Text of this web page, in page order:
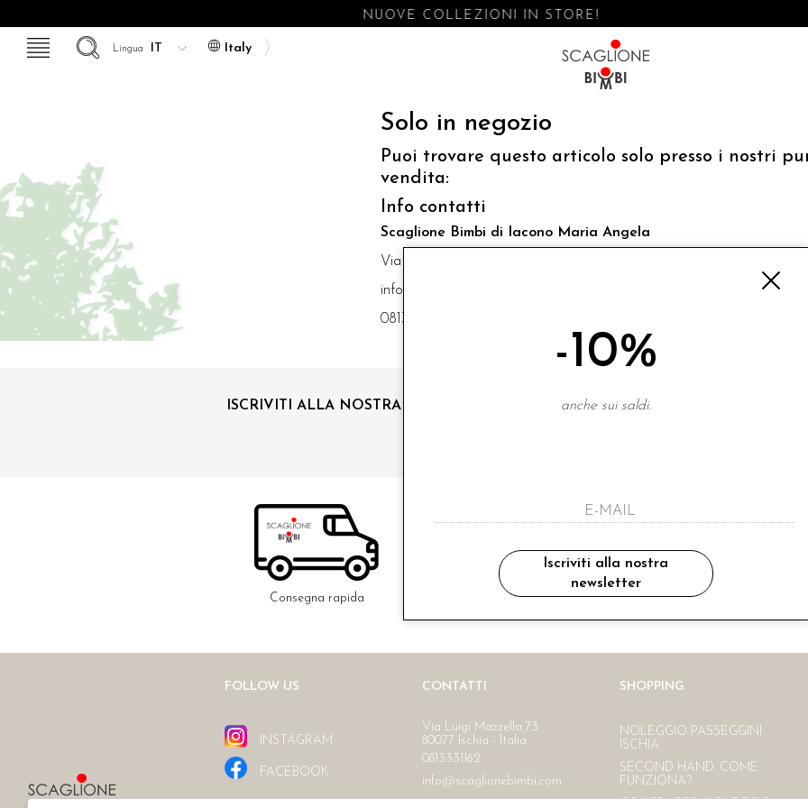
NUOVE COLLEZIONI IN STORE!
Italy
Lingua
Solo in negozio
Puoi trovare questo articolo solo presso i nostri
vendita:
Info contatti
Scaglione Bimbi di Iacono Maria Angela
Via Luigi Mazzella,73 80077 Ischia
info@scaglionebimbi.com
0813331162
ISCRIVITI ALLA NOSTRA NEWSLETTER
ho letto ed accettato le condizioni sulla
Consegna rapida Ritiro in negozio
Consegna gratuita in Italia
FOLLOW US
INSTAGRAM
FACEBOOK
CONTATTI
Via Luigi Mazzella,73
80077 Ischia - Italia
0813331162
info@scaglionebimbi.com
SHOPPING
NOLEGGIO PASSEGGINI
ISCHIA
SECOND HAND. COME
FUNZIONA?
-10%
anche sui saldi.
Iscriviti alla nostra
newsletter